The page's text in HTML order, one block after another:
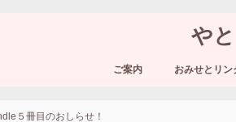
や
ご案内 おみせとリン
５冊目のおしらせ！